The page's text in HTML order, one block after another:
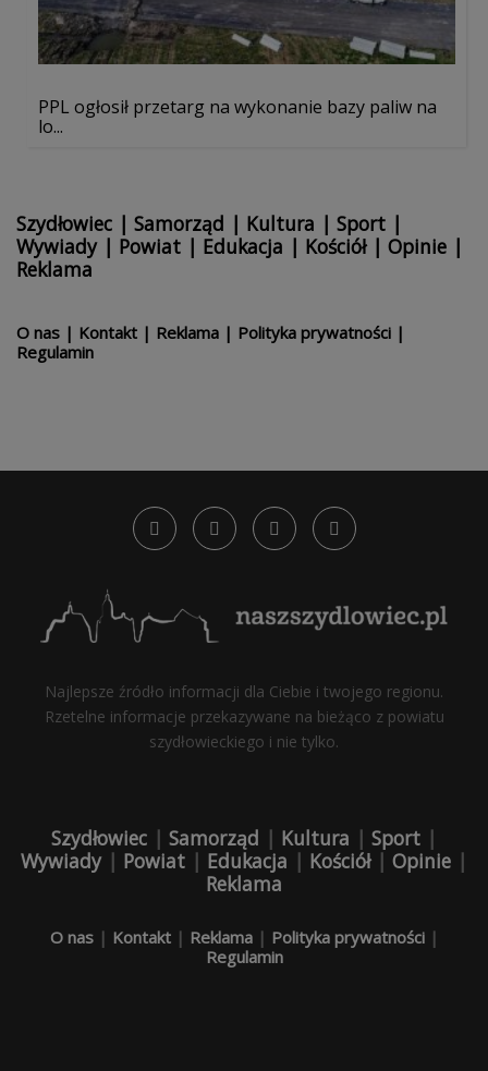
PPL ogłosił przetarg na wykonanie bazy paliw na
lo...
Szydłowiec | Samorząd | Kultura | Sport |
Wywiady| Powiat | Edukacja | Kościół| Opinie |
Reklama
O nas | Kontakt | Reklama | Polityka prywatności |
Regulamin
Najlepsze źródło informacji dla Ciebie i twojego regionu.
Rzetelne informacje przekazywane na bieżąco z powiatu
szydłowieckiego i nie tylko.
Szydłowiec | Samorząd | Kultura | Sport |
Wywiady| Powiat | Edukacja | Kościół| Opinie |
Reklama
O nas| Kontakt| Reklama| Polityka prywatności|
Regulamin